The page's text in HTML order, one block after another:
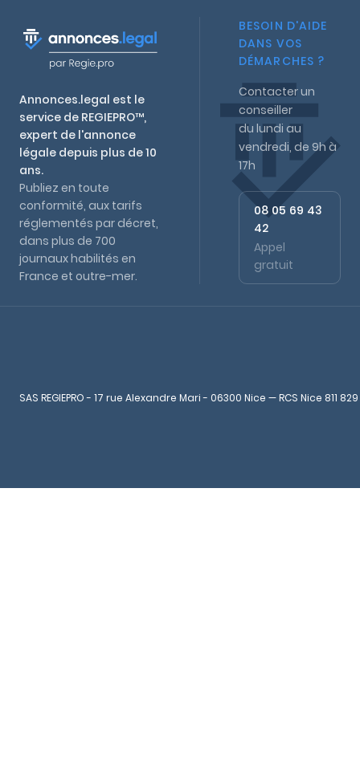
Annonces.legal est le
service de REGIEPRO™,
expert de l'annonce
légale depuis plus de 10
ans.
Publiez en toute
conformité, aux tarifs
réglementés par décret,
dans plus de 700
journaux habilités en
France et outre-mer.
BESOIN D'AIDE
DANS VOS
DÉMARCHES ?
Contacter un
conseiller
du lundi au
vendredi, de 9h à
17h
08 05 69 43
42
Appel
gratuit
SAS REGIEPRO - 17 rue Alexandre Mari - 06300 Nice — RCS Nice 811